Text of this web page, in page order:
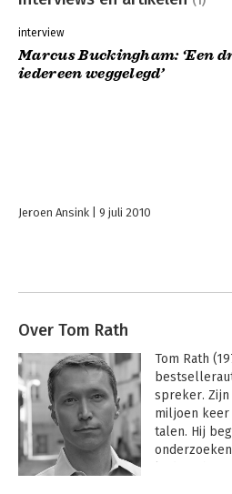
interview
Marcus Buckingham: ‘Een
iedereen weggelegd’
Jeroen Ansink 9 juli 2010
Over Tom Rath
Tom Rath
spreker. Zijn
miljoen keer
talen. Hij